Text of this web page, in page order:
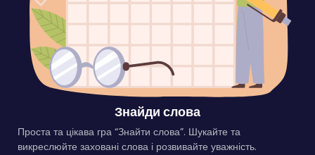
Знайди слова
Проста та цікава гра “Знайти слова”. Шукайте та
викреслюйте заховані слова і розвивайте уважність.